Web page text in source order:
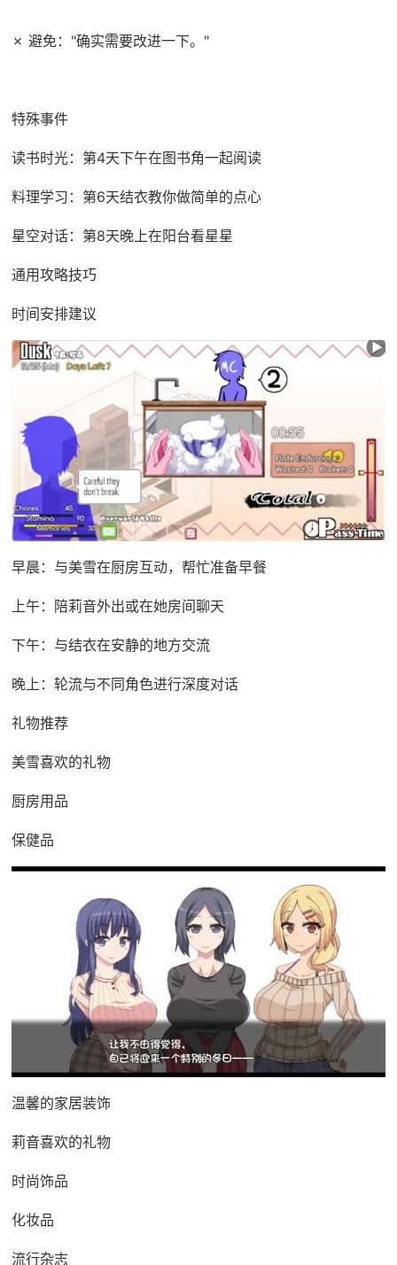
✗ 避免："确实需要改进一下。"
特殊事件
读书时光：第4天下午在图书角一起阅读
料理学习：第6天结衣教你做简单的点心
星空对话：第8天晚上在阳台看星星
通用攻略技巧
时间安排建议
早晨：与美雪在厨房互动，帮忙准备早餐
上午：陪莉音外出或在她房间聊天
下午：与结衣在安静的地方交流
晚上：轮流与不同角色进行深度对话
礼物推荐
美雪喜欢的礼物
厨房用品
保健品
温馨的家居装饰
莉音喜欢的礼物
时尚饰品
化妆品
流行杂志